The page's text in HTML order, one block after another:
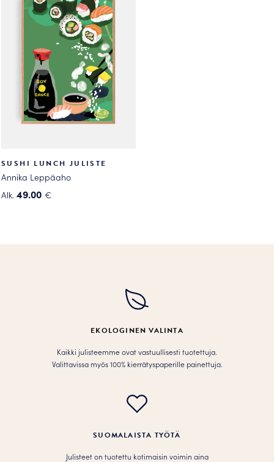
SUSHI LUNCH JULISTE
Annika Leppäaho
Alk. 49.00 €
EKOLOGINEN VALINTA
Kaikki julisteemme ovat vastuullisesti tuotettuja.
Valittavissa myös 100% kierrätyspaperille painettuja.
SUOMALAISTA TYÖTÄ
Julisteet on tuotettu kotimaisin voimin aina